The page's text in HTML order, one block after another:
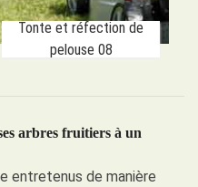
Tonte et réfection de
pelouse 08
arbres fruitiers à un
entretenus de manière